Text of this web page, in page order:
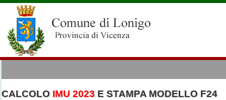
CALCOLO IMU 2023E STAMPA MODELLO F24